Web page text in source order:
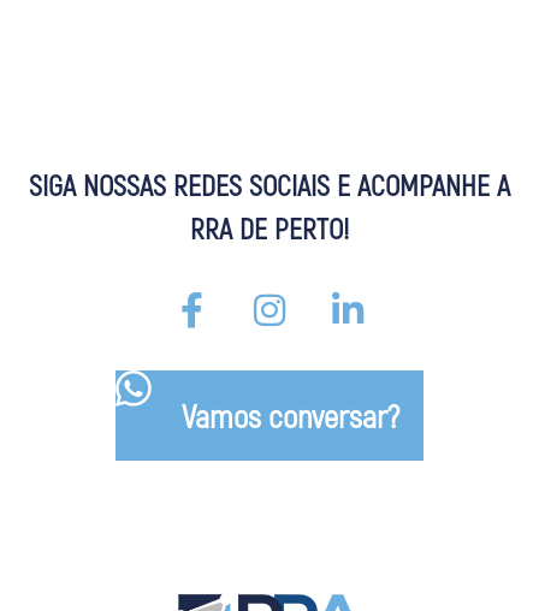
SIGA NOSSAS REDES SOCIAIS E ACOMPANHE A
RRA DE PERTO!
Vamos conversar?